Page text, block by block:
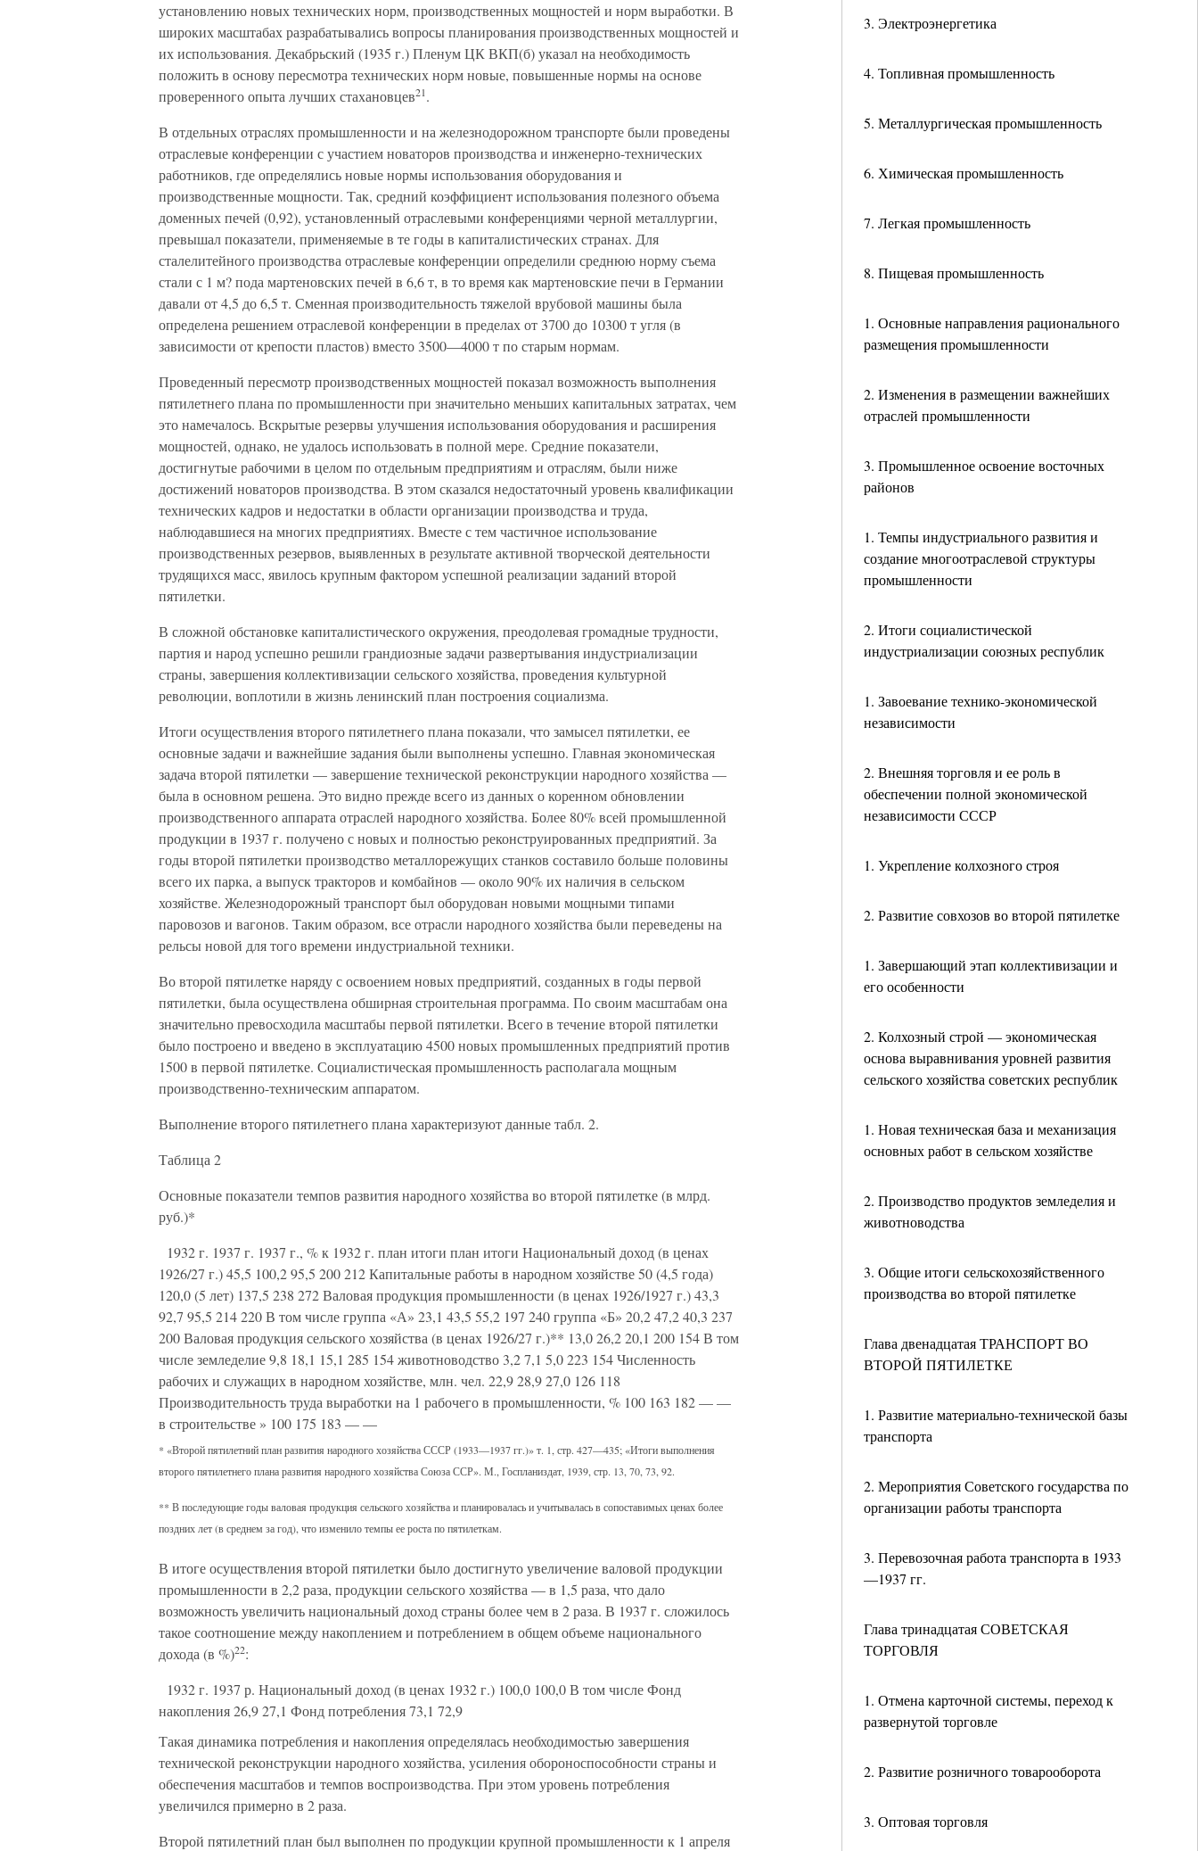
3. Электроэнергетика
4. Топливная промышленность
5. Металлургическая промышленность
6. Химическая промышленность
7. Легкая промышленность
8. Пищевая промышленность
1. Основные направления рационального
размещения промышленности
2. Изменения в размещении важнейших
отраслей промышленности
3. Промышленное освоение восточных
районов
1. Темпы индустриального развития и
создание многоотраслевой структуры
промышленности
2. Итоги социалистической
индустриализации союзных республик
1. Завоевание технико-экономической
независимости
2. Внешняя торговля и ее роль в
обеспечении полной экономической
независимости СССР
1. Укрепление колхозного строя
2. Развитие совхозов во второй пятилетке
1. Завершающий этап коллективизации и
его особенности
2. Колхозный строй — экономическая
основа выравнивания уровней развития
сельского хозяйства советских республик
1. Новая техническая база и механизация
основных работ в сельском хозяйстве
2. Производство продуктов земледелия и
животноводства
3. Общие итоги сельскохозяйственного
производства во второй пятилетке
Глава двенадцатая ТРАНСПОРТ ВО
ВТОРОЙ ПЯТИЛЕТКЕ
1. Развитие материально-технической базы
транспорта
2. Мероприятия Советского государства по
организации работы транспорта
3. Перевозочная работа транспорта в 1933
—1937 гг.
Глава тринадцатая СОВЕТСКАЯ
ТОРГОВЛЯ
1. Отмена карточной системы, переход к
развернутой торговле
2. Развитие розничного товарооборота
3. Оптовая торговля
установлению новых технических норм, производственных мощностей и норм выработки. В
широких масштабах разрабатывались вопросы планирования производственных мощностей и
их использования. Декабрьский (1935 г.) Пленум ЦК ВКП(б) указал на необходимость
положить в основу пересмотра технических норм новые, повышенные нормы на основе
проверенного опыта лучших стахановцев21.
В отдельных отраслях промышленности и на железнодорожном транспорте были проведены
отраслевые конференции с участием новаторов производства и инженерно-технических
работников, где определялись новые нормы использования оборудования и
производственные мощности. Так, средний коэффициент использования полезного объема
доменных печей (0,92), установленный отраслевыми конференциями черной металлургии,
превышал показатели, применяемые в те годы в капиталистических странах. Для
сталелитейного производства отраслевые конференции определили среднюю норму съема
стали с 1 м? пода мартеновских печей в 6,6 т, в то время как мартеновские печи в Германии
давали от 4,5 до 6,5 т. Сменная производительность тяжелой врубовой машины была
определена решением отраслевой конференции в пределах от 3700 до 10300 т угля (в
зависимости от крепости пластов) вместо 3500—4000 т по старым нормам.
Проведенный пересмотр производственных мощностей показал возможность выполнения
пятилетнего плана по промышленности при значительно меньших капитальных затратах, чем
это намечалось. Вскрытые резервы улучшения использования оборудования и расширения
мощностей, однако, не удалось использовать в полной мере. Средние показатели,
достигнутые рабочими в целом по отдельным предприятиям и отраслям, были ниже
достижений новаторов производства. В этом сказался недостаточный уровень квалификации
технических кадров и недостатки в области организации производства и труда,
наблюдавшиеся на многих предприятиях. Вместе с тем частичное использование
производственных резервов, выявленных в результате активной творческой деятельности
трудящихся масс, явилось крупным фактором успешной реализации заданий второй
пятилетки.
В сложной обстановке капиталистического окружения, преодолевая громадные трудности,
партия и народ успешно решили грандиозные задачи развертывания индустриализации
страны, завершения коллективизации сельского хозяйства, проведения культурной
революции, воплотили в жизнь ленинский план построения социализма.
Итоги осуществления второго пятилетнего плана показали, что замысел пятилетки, ее
основные задачи и важнейшие задания были выполнены успешно. Главная экономическая
задача второй пятилетки — завершение технической реконструкции народного хозяйства —
была в основном решена. Это видно прежде всего из данных о коренном обновлении
производственного аппарата отраслей народного хозяйства. Более 80% всей промышленной
продукции в 1937 г. получено с новых и полностью реконструированных предприятий. За
годы второй пятилетки производство металлорежущих станков составило больше половины
всего их парка, а выпуск тракторов и комбайнов — около 90% их наличия в сельском
хозяйстве. Железнодорожный транспорт был оборудован новыми мощными типами
паровозов и вагонов. Таким образом, все отрасли народного хозяйства были переведены на
рельсы новой для того времени индустриальной техники.
Во второй пятилетке наряду с освоением новых предприятий, созданных в годы первой
пятилетки, была осуществлена обширная строительная программа. По своим масштабам она
значительно превосходила масштабы первой пятилетки. Всего в течение второй пятилетки
было построено и введено в эксплуатацию 4500 новых промышленных предприятий против
1500 в первой пятилетке. Социалистическая промышленность располагала мощным
производственно-техническим аппаратом.
Выполнение второго пятилетнего плана характеризуют данные табл. 2.
Таблица 2
Основные показатели темпов развития народного хозяйства во второй пятилетке (в млрд.
руб.)*
1932 г. 1937 г. 1937 г., % к 1932 г. план итоги план итоги Национальный доход (в ценах
1926/27 г.) 45,5 100,2 95,5 200 212 Капитальные работы в народном хозяйстве 50 (4,5 года)
120,0 (5 лет) 137,5 238 272 Валовая продукция промышленности (в ценах 1926/1927 г.) 43,3
92,7 95,5 214 220 В том числе группа «А» 23,1 43,5 55,2 197 240 группа «Б» 20,2 47,2 40,3 237
200 Валовая продукция сельского хозяйства (в ценах 1926/27 г.)** 13,0 26,2 20,1 200 154 В том
числе земледелие 9,8 18,1 15,1 285 154 животноводство 3,2 7,1 5,0 223 154 Численность
рабочих и служащих в народном хозяйстве, млн. чел. 22,9 28,9 27,0 126 118
Производительность труда выработки на 1 рабочего в промышленности, % 100 163 182 — —
в строительстве » 100 175 183 — —
* «Второй пятилетний план развития народного хозяйства СССР (1933—1937 гг.)» т. 1, стр. 427—435; «Итоги выполнения
второго пятилетнего плана развития народного хозяйства Союза ССР». М., Госпланиздат, 1939, стр. 13, 70, 73, 92.
** В последующие годы валовая продукция сельского хозяйства и планировалась и учитывалась в сопоставимых ценах более
поздних лет (в среднем за год), что изменило темпы ее роста по пятилеткам.
В итоге осуществления второй пятилетки было достигнуто увеличение валовой продукции
промышленности в 2,2 раза, продукции сельского хозяйства — в 1,5 раза, что дало
возможность увеличить национальный доход страны более чем в 2 раза. В 1937 г. сложилось
такое соотношение между накоплением и потреблением в общем объеме национального
дохода (в %)22:
1932 г. 1937 р. Национальный доход (в ценах 1932 г.) 100,0 100,0 В том числе Фонд
накопления 26,9 27,1 Фонд потребления 73,1 72,9
Такая динамика потребления и накопления определялась необходимостью завершения
технической реконструкции народного хозяйства, усиления обороноспособности страны и
обеспечения масштабов и темпов воспроизводства. При этом уровень потребления
увеличился примерно в 2 раза.
Второй пятилетний план был выполнен по продукции крупной промышленности к 1 апреля